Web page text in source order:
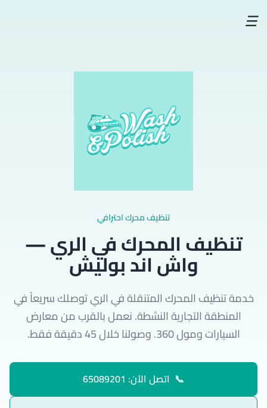
☰
تنظيف محرك احترافي
تنظيف المحرك في الري —
واش اند بوليش
خدمة تنظيف المحرك المتنقلة في الري توصلك سريعاً في
المنطقة التجارية النشطة. نعمل بالقرب من معارض
السيارات ومول 360. وصولنا خلال 45 دقيقة فقط.
📞 اتصل الآن: 65089201